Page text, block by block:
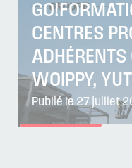
CENTRES
ADHÉRENTS
WOIPPY,
Publié le 27 juillet